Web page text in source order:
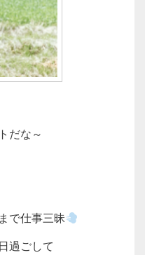
だな～
で仕事三昧
過ごして